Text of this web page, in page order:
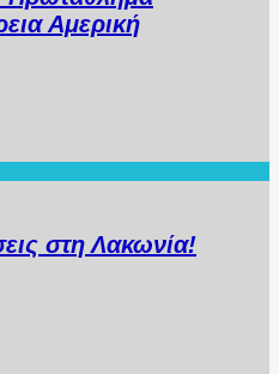
Αμερική
στη Λακωνία!